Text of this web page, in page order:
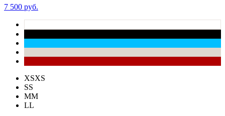
7 500 руб.
XSXS
SS
MM
LL